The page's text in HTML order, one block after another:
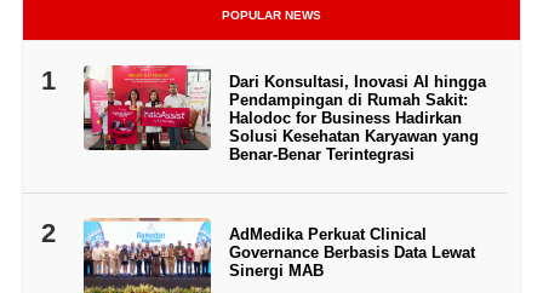
POPULAR NEWS
1
Dari Konsultasi, Inovasi AI hingga
Pendampingan di Rumah Sakit:
Halodoc for Business Hadirkan
Solusi Kesehatan Karyawan yang
Benar-Benar Terintegrasi
2
AdMedika Perkuat Clinical
Governance Berbasis Data Lewat
Sinergi MAB